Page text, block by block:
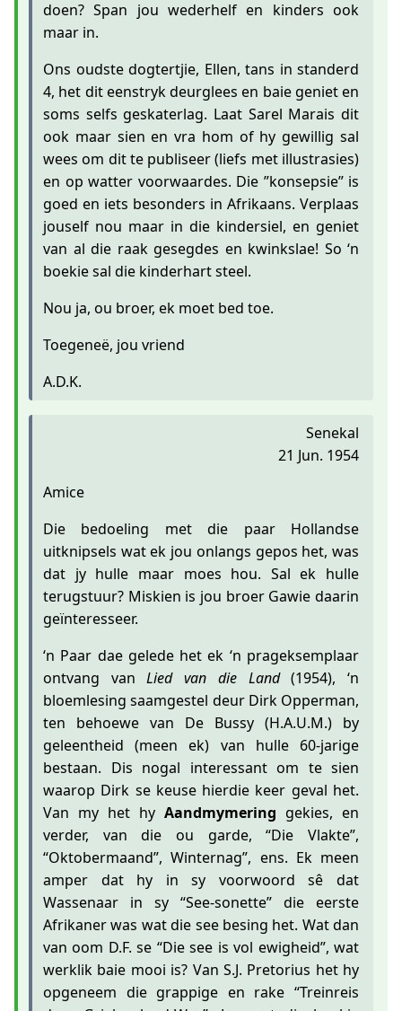
doen? Span jou wederhelf en kinders ook
maar in.
Ons oudste dogtertjie, Ellen, tans in standerd
4, het dit eenstryk deurglees en baie geniet en
soms selfs geskaterlag. Laat Sarel Marais dit
ook maar sien en vra hom of hy gewillig sal
wees om dit te publiseer (liefs met illustrasies)
en op watter voorwaardes. Die ”konsepsie” is
goed en iets besonders in Afrikaans. Verplaas
jouself nou maar in die kindersiel, en geniet
van al die raak gesegdes en kwinkslae! So ‘n
boekie sal die kinderhart steel.
Nou ja, ou broer, ek moet bed toe.
Toegeneë, jou vriend
A.D.K.
Senekal
21 Jun. 1954
Amice
Die bedoeling met die paar Hollandse
uitknipsels wat ek jou onlangs gepos het, was
dat jy hulle maar moes hou. Sal ek hulle
terugstuur? Miskien is jou broer Gawie daarin
geïnteresseer.
‘n Paar dae gelede het ek ‘n prageksemplaar
ontvang vanLied van die Land(1954), ‘n
bloemlesing saamgestel deur Dirk Opperman,
ten behoewe van De Bussy (H.A.U.M.) by
geleentheid (meen ek) van hulle 60-jarige
bestaan. Dis nogal interessant om te sien
waarop Dirk se keuse hierdie keer geval het.
Van my het hy Aandmymering gekies, en
verder, van die ou garde, “Die Vlakte”,
“Oktobermaand”, Winternag”, ens. Ek meen
amper dat hy in sy voorwoord sê dat
Wassenaar in sy “See-sonette” die eerste
Afrikaner was wat die see besing het. Wat dan
van oom D.F. se “Die see is vol ewigheid”, wat
werklik baie mooi is? Van S.J. Pretorius het hy
opgeneem die grappige en rake “Treinreis